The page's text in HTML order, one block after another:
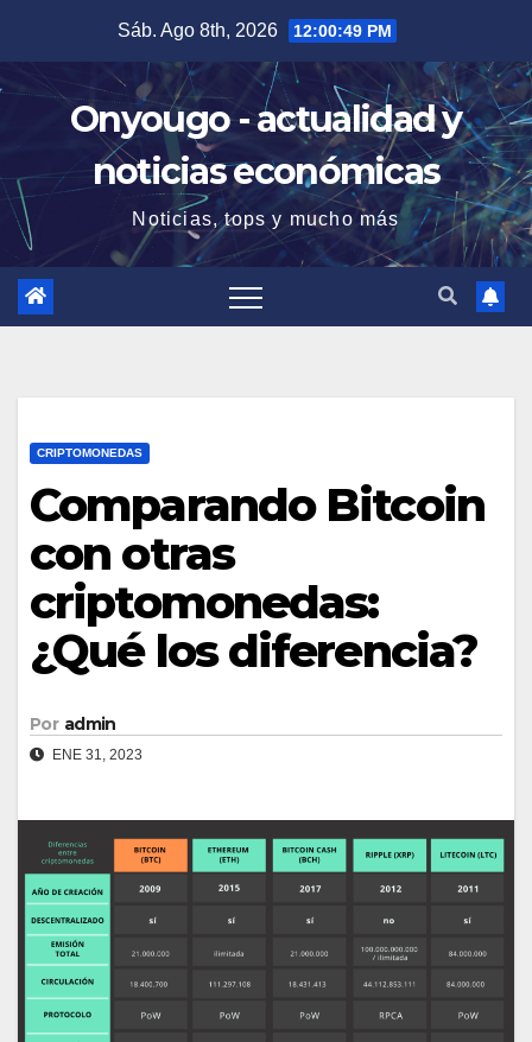
contenido
Sáb. Ago 8th, 2026 12:00:50 PM
Onyougo - actualidad y
noticias económicas
Noticias, tops y mucho más
CRIPTOMONEDAS
Comparando Bitcoin
con otras
criptomonedas:
¿Qué los diferencia?
Por admin
ENE 31, 2023